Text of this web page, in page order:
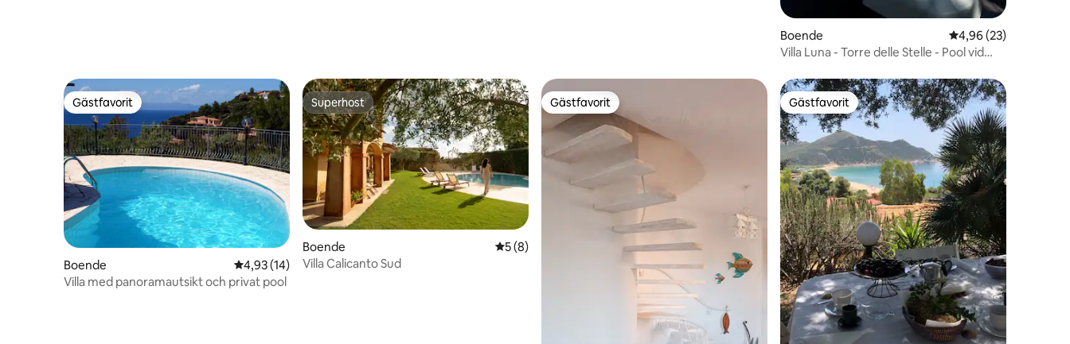
Boende 4,96 av 5 i
4,96 (23)
Villa Luna - Torre delle Stelle - Pool vid
Gästfavorit
Gästfavorit
Boende 4,93 av 5 i genomsnittligt betyg, 14 omdömen
4,93 (14)
Villa med panoramautsikt och privat pool
Superhost
Superhost
Boende 5 av 5 i genomsnittligt betyg, 8 omdömen
5 (8)
Villa Calicanto Sud
Gästfavorit
Gästfavorit Gästfavorit
Gästfavorit